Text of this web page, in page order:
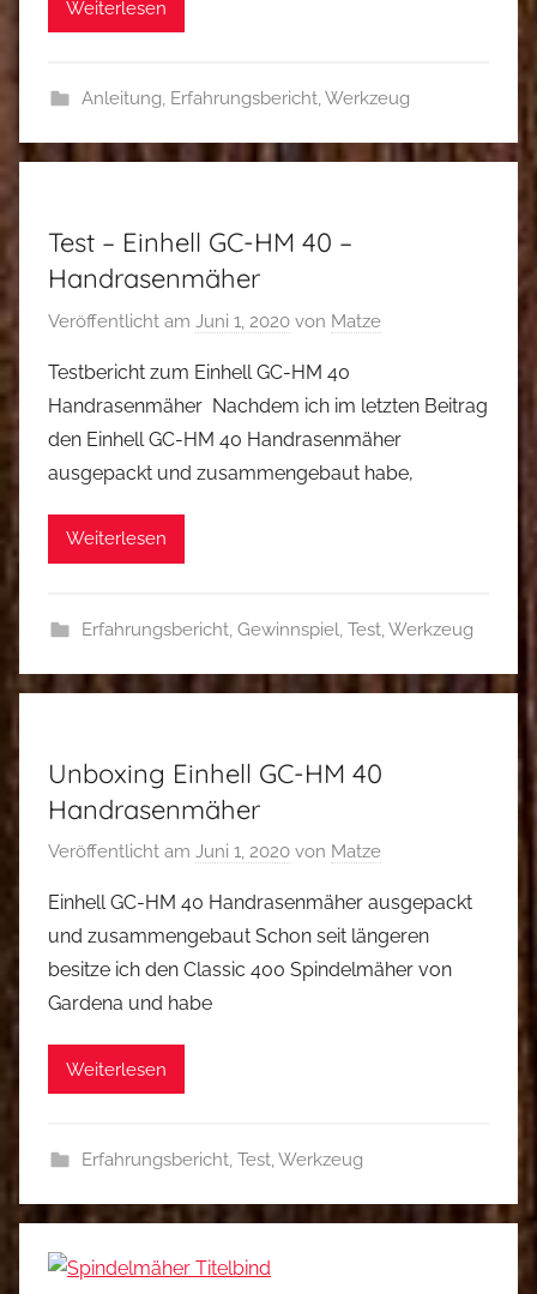
Weiterlesen
Anleitung, Erfahrungsbericht,Werkzeug
Test – Einhell GC-HM 40 –
Handrasenmäher
Veröffentlicht am Juni 1, 2020 von Matze
Testbericht zum Einhell GC-HM 40
Handrasenmäher Nachdem ich im letzten Beitrag
den Einhell GC-HM 40 Handrasenmäher
ausgepackt und zusammengebaut habe,
Weiterlesen
Erfahrungsbericht, Gewinnspiel, Test,Werkzeug
Unboxing Einhell GC-HM 40
Handrasenmäher
Veröffentlicht am Juni 1, 2020 von Matze
Einhell GC-HM 40 Handrasenmäher ausgepackt
und zusammengebaut Schon seit längeren
besitze ich den Classic 400 Spindelmäher von
Gardena und habe
Weiterlesen
Erfahrungsbericht, Test,Werkzeug